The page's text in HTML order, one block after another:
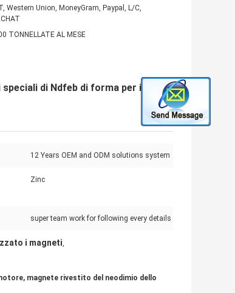
Western Union, MoneyGram, Paypal, L/C,
TONNELLATE AL MESE
di Ndfeb di forma per il
12 Years OEM and ODM solutions system
Zinc
super team work for following every details
i magneti
magnete rivestito del neodimio dello